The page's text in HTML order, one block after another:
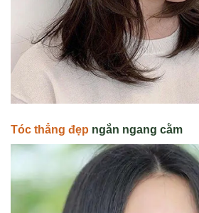
Tóc thẳng đẹp ngắn ngang cằm